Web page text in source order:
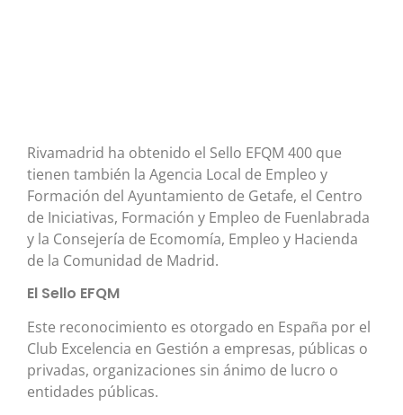
Rivamadrid ha obtenido el Sello EFQM 400 que
tienen también la Agencia Local de Empleo y
Formación del Ayuntamiento de Getafe, el Centro
de Iniciativas, Formación y Empleo de Fuenlabrada
y la Consejería de Ecomomía, Empleo y Hacienda
de la Comunidad de Madrid.
El Sello EFQM
Este reconocimiento es otorgado en España por el
Club Excelencia en Gestión a empresas, públicas o
privadas, organizaciones sin ánimo de lucro o
entidades públicas.